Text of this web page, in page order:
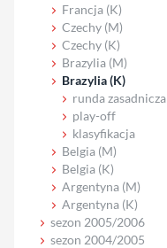
Francja (K)
Czechy (M)
Czechy (K)
Brazylia (M)
Brazylia (K)
runda zasadnicza
play-off
klasyfikacja
Belgia (M)
Belgia (K)
Argentyna (M)
Argentyna (K)
sezon 2005/2006
sezon 2004/2005